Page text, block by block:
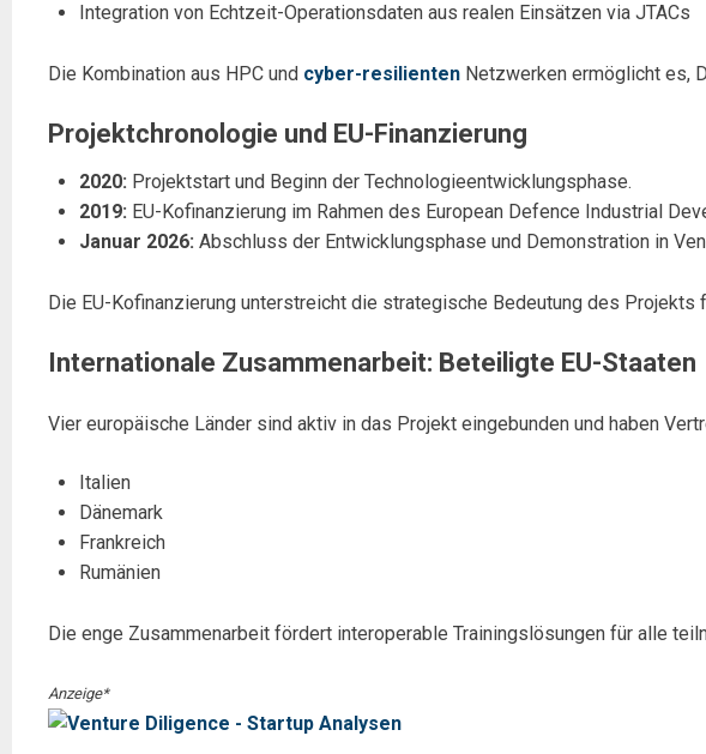
Integration von Echtzeit-Operationsdaten aus realen Einsätzen via JTACs
Die Kombination aus HPC und cyber-resilienten Netzwerken ermöglicht es,
Projektchronologie und EU-Finanzierung
2020: Projektstart und Beginn der Technologieentwicklungsphase.
2019: EU-Kofinanzierung im Rahmen des European Defence Industrial
Januar 2026: Abschluss der Entwicklungsphase und Demonstration in
Die EU-Kofinanzierung unterstreicht die strategische Bedeutung des
Internationale Zusammenarbeit: Beteiligte EU-Staaten
Vier europäische Länder sind aktiv in das Projekt eingebunden und haben
Italien
Dänemark
Frankreich
Rumänien
Die enge Zusammenarbeit fördert interoperable Trainingslösungen für alle
Anzeige*